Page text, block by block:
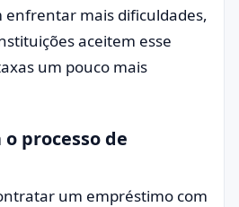
enfrentar mais dificuldades,
aceitem esse
um pouco mais
processo de
um empréstimo com